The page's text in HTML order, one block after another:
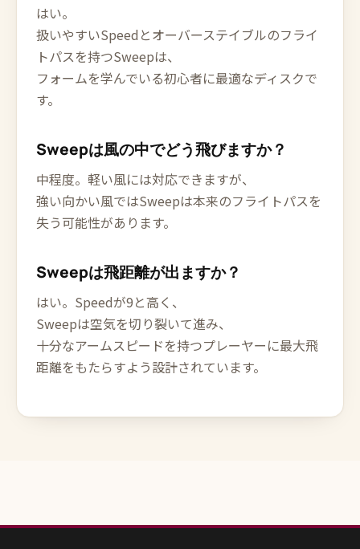
はい。
扱いやすいSpeedとオーバーステイブルのフライ
トパスを持つSweepは、
フォームを学んでいる初心者に最適なディスクで
す。
Sweepは風の中でどう飛びますか？
中程度。軽い風には対応できますが、
強い向かい風ではSweepは本来のフライトパスを
失う可能性があります。
Sweepは飛距離が出ますか？
はい。Speedが9と高く、
Sweepは空気を切り裂いて進み、
十分なアームスピードを持つプレーヤーに最大飛
距離をもたらすよう設計されています。